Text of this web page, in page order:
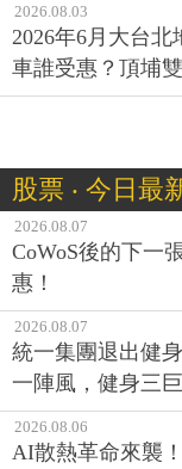
2026.08.03
2026年6月大台
車誰受惠？頂埔
股票 ‧ 今日最
2026.08.07
CoWoS後的下一
惠！
2026.08.07
統一集團退出健
一陣風，健身三
2026.08.06
AI散熱革命來襲